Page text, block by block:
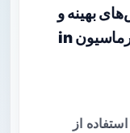
بهینه و
کاربرد در یک سیستم بیوترانسفورماسیون in
از